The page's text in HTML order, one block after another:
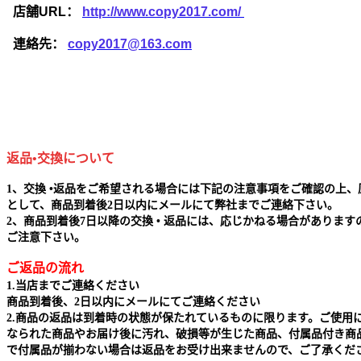
店舗URL：
http://www.copy2017.com/
連絡先： copy2017@163.com
返品•交換について
1、交換 •返品をご希望される場合には下記の注意事項をご確認の上、
として、商品到着後2日以内にメールにて弊社までご連絡下さい。
2、商品到着後7日以降の交換 • 返品には、応じかねる場合があります
ご注意下さい。
ご返品の流れ
1.当店までご連絡ください
商品到着後、2日以内にメールにてご連絡ください
2.商品の返品は到着時の状態が保たれているものに限ります。ご使用
なられた商品やお届け後に汚れ、破損等が生じた商品、付属品付き商
で付属品が揃わない場合は返品をお受け出来ませんので、ご了承くだ